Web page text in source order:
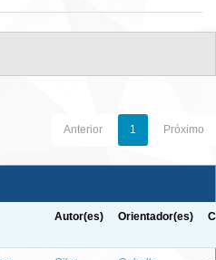
Anterior 1 Próximo
Autor(es) Orientador(es)